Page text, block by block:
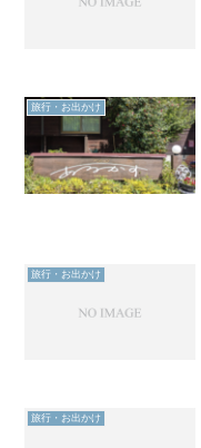
旅行・お出かけ
旅行・お出かけ
旅行・お出かけ